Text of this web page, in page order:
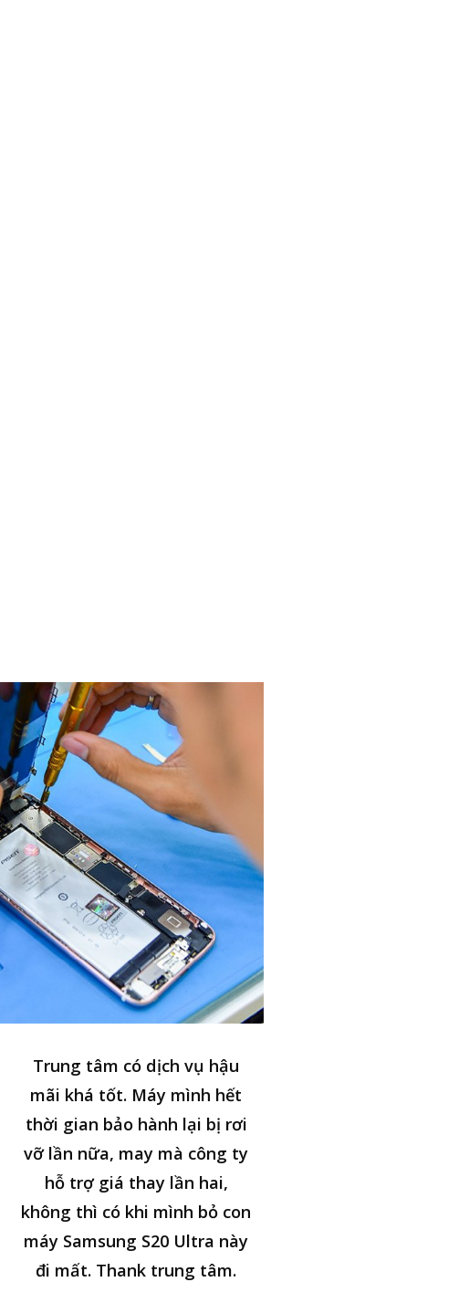
Trung tâm có dịch vụ hậu
mãi khá tốt. Máy mình hết
thời gian bảo hành lại bị rơi
vỡ lần nữa, may mà công ty
hỗ trợ giá thay lần hai,
không thì có khi mình bỏ con
máy Samsung S20 Ultra này
đi mất. Thank trung tâm.